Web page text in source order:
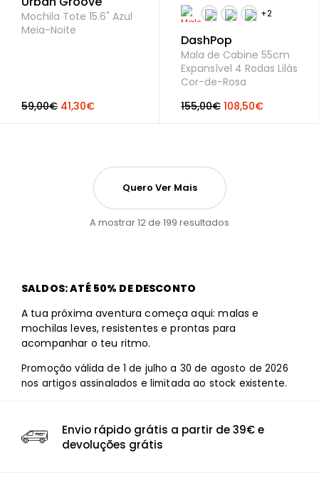
Mochila Tote 15.6" Azul
Meia-Noite
59,00€ 41,30€
DashPop
Mala de Cabine 55cm
Expansível 4 Rodas Lilás
Cor-de-Rosa
155,00€ 108,50€
Quero Ver Mais
A mostrar 12 de 199 resultados
SALDOS: ATÉ 50% DE DESCONTO
A tua próxima aventura começa aqui: malas e
mochilas leves, resistentes e prontas para
acompanhar o teu ritmo.
Promoção válida de 1 de julho a 30 de agosto de 2026
nos artigos assinalados e limitada ao stock existente.
Envio rápido grátis a partir de 39€ e
devoluções grátis